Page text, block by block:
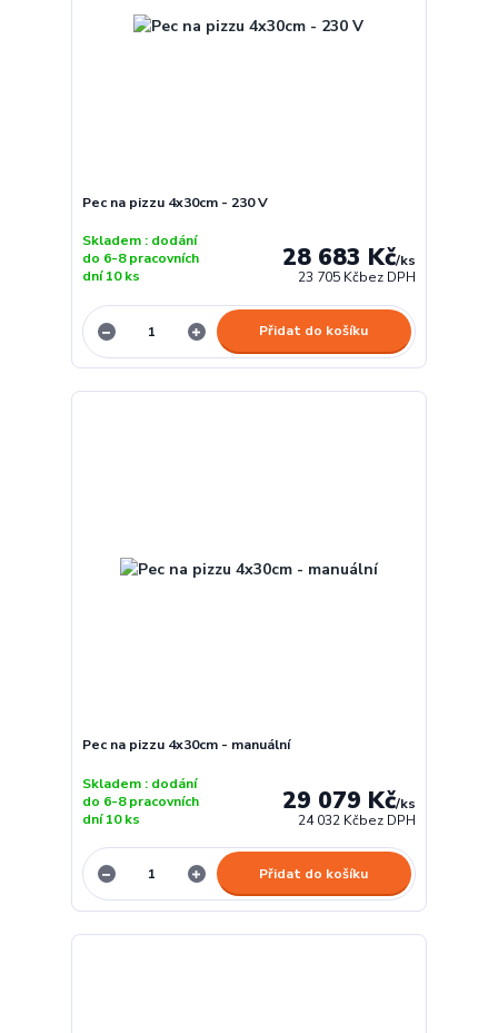
Pec na pizzu 4x30cm - 230 V
28 683 Kč/ks
23 705 Kčbez DPH
Skladem : dodání
do 6-8 pracovních
dní 10 ks
Přidat do košíku
Pec na pizzu 4x30cm - manuální
29 079 Kč/ks
24 032 Kčbez DPH
Skladem : dodání
do 6-8 pracovních
dní 10 ks
Přidat do košíku